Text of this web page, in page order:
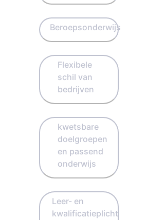
Beroepsonderwijs
Flexibele
schil van
bedrijven
kwetsbare
doelgroepen
en passend
onderwijs
Leer- en
kwalificatieplicht